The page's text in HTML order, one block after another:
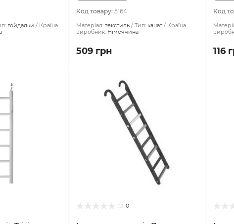
гойдалки
Країна
Код товару:5164
Матеріал: текстиль Тип: канат
Країна
виробник: Німеччина
509 грн
Код
116
0